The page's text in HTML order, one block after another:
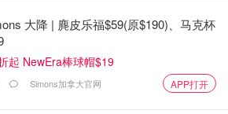
超过100万美元的收入征收略高的税
中指出，目前加拿大的最高边际税率
所需缴纳的税率）根据省份不同约为
年代和60年代，这一比例曾接近
大降 | 麂皮乐福$59(原$190)、马克杯
起 NewEra棒球帽$19
Simons加拿大官网 APP打开